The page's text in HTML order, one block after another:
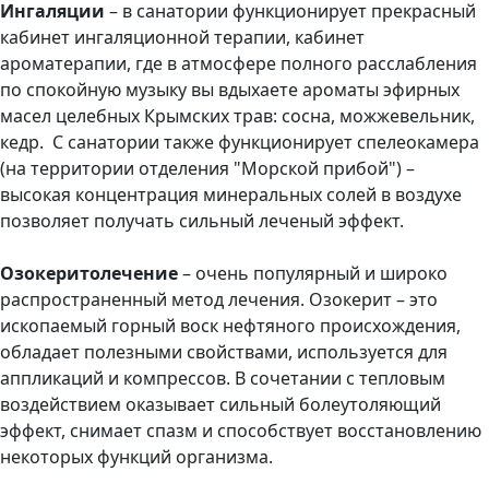
Ингаляции – в санатории функционирует прекрасный
кабинет ингаляционной терапии, кабинет
ароматерапии, где в атмосфере полного расслабления
по спокойную музыку вы вдыхаете ароматы эфирных
масел целебных Крымских трав: сосна, можжевельник,
кедр. С санатории также функционирует спелеокамера
(на территории отделения "Морской прибой") –
высокая концентрация минеральных солей в воздухе
позволяет получать сильный леченый эффект.
Озокеритолечение– очень популярный и широко
распространенный метод лечения. Озокерит – это
ископаемый горный воск нефтяного происхождения,
обладает полезными свойствами, используется для
аппликаций и компрессов. В сочетании с тепловым
воздействием оказывает сильный болеутоляющий
эффект, снимает спазм и способствует восстановлению
некоторых функций организма.